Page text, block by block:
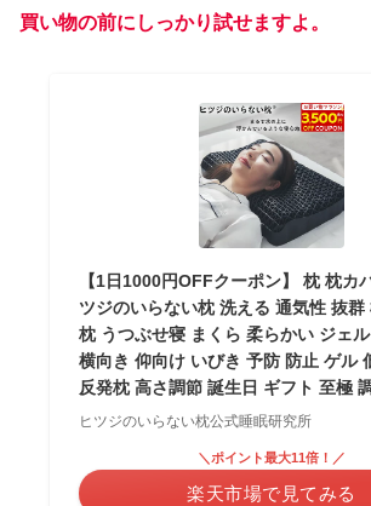
買い物の前にしっかり試せますよ。
【1日1000円OFFクーポン】 枕 枕カ
ツジのいらない枕 洗える 通気性 抜群
枕 うつぶせ寝 まくら 柔らかい ジェ
横向き 仰向け いびき 予防 防止 ゲル
反発枕 高さ調節 誕生日 ギフト 至極
ヒツジのいらない枕公式睡眠研究所
＼ポイント最大11倍！／
楽天市場で見てみる